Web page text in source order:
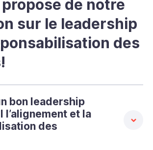
de notre
sur le leadership
des
bon leadership
et la
des